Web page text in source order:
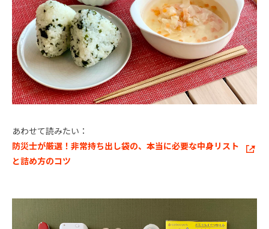
あわせて読みたい：
防災士が厳選！非常持ち出し袋の、本当に必要な中身リスト
と詰め方のコツ